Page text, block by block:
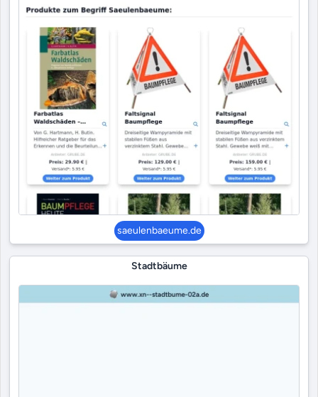
saeulenbaeume.de
Stadtbäume